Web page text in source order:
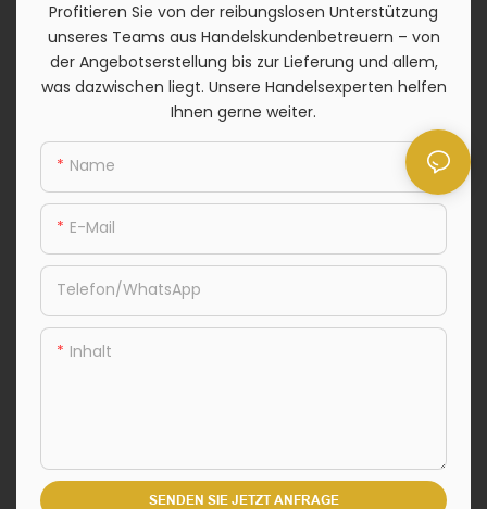
Profitieren Sie von der reibungslosen Unterstützung
unseres Teams aus Handelskundenbetreuern – von
der Angebotserstellung bis zur Lieferung und allem,
was dazwischen liegt. Unsere Handelsexperten helfen
Ihnen gerne weiter.
Name
E-Mail
Telefon/WhatsApp
Inhalt
SENDEN SIE JETZT ANFRAGE